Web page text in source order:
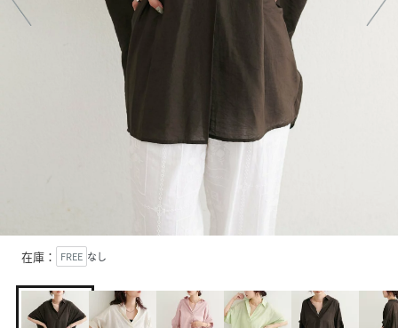
在庫： FREE なし